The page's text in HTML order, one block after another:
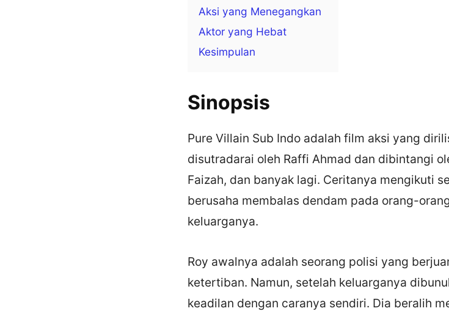
Aksi yang Menegangkan
Aktor yang Hebat
Kesimpulan
Sinopsis
Pure Villain Sub Indo adalah film aksi yang
disutradarai oleh Raffi Ahmad dan dibintangi
Faizah, dan banyak lagi. Ceritanya mengikuti
berusaha membalas dendam pada orang-
keluarganya.
Roy awalnya adalah seorang polisi yang
ketertiban. Namun, setelah keluarganya
keadilan dengan caranya sendiri. Dia beralih